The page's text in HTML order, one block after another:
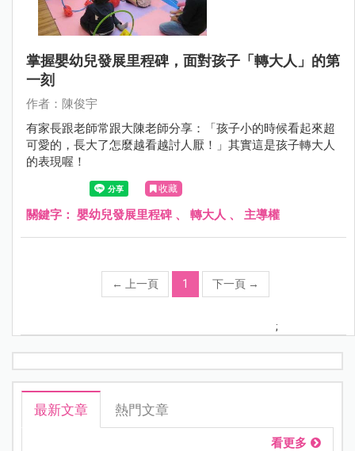
掌握嬰幼兒發展里程碑，面對孩子「轉大人」的第
一刻
作者：陳俊宇
有家長跟老師常跟大陳老師分享：「孩子小的時候看起來超
可愛的，長大了怎麼越看越討人厭！」其實這是孩子轉大人
的表現喔！
收藏
關鍵字： 嬰幼兒發展里程碑、 轉大人 、 主導權
← 上一頁 1 下一頁 →
;
最新文章 熱門文章
看更多